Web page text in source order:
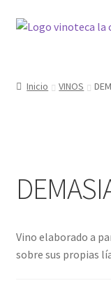
PRODUCTOS
CONTACTO
Inicio VINOS
Vino elaborado a
sobre sus propias